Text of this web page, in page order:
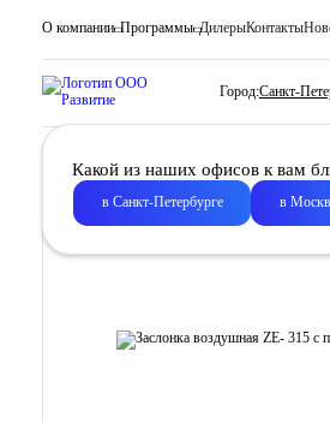
О компании Программы ДилерыКонтакты
Город:Санкт-
Какой из наших офисов к вам
в Санкт-Петербурге в